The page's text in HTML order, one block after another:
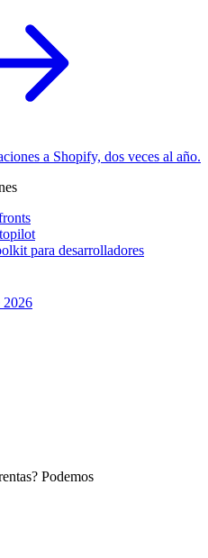
a Shopify, dos veces al año.
para desarrolladores
2026
Podemos